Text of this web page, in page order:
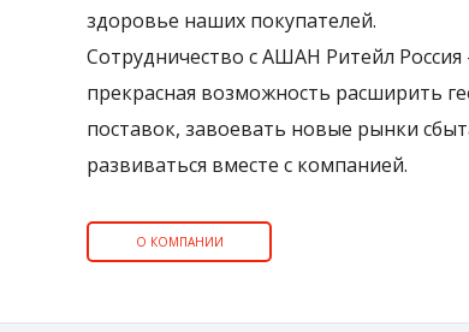
здоровье наших покупателей.
Сотрудничество с АШАН Ритейл Россия
прекрасная возможность расширить
поставок, завоевать новые рынки
развиваться вместе с компанией.
О КОМПАНИИ